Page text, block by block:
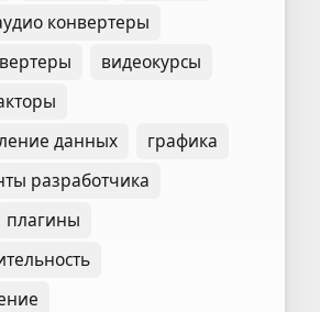
конвертеры
видеокурсы
данных
графика
разработчика
плагины